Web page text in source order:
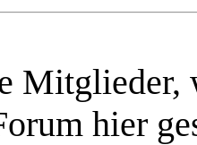
Mitglieder,
hier